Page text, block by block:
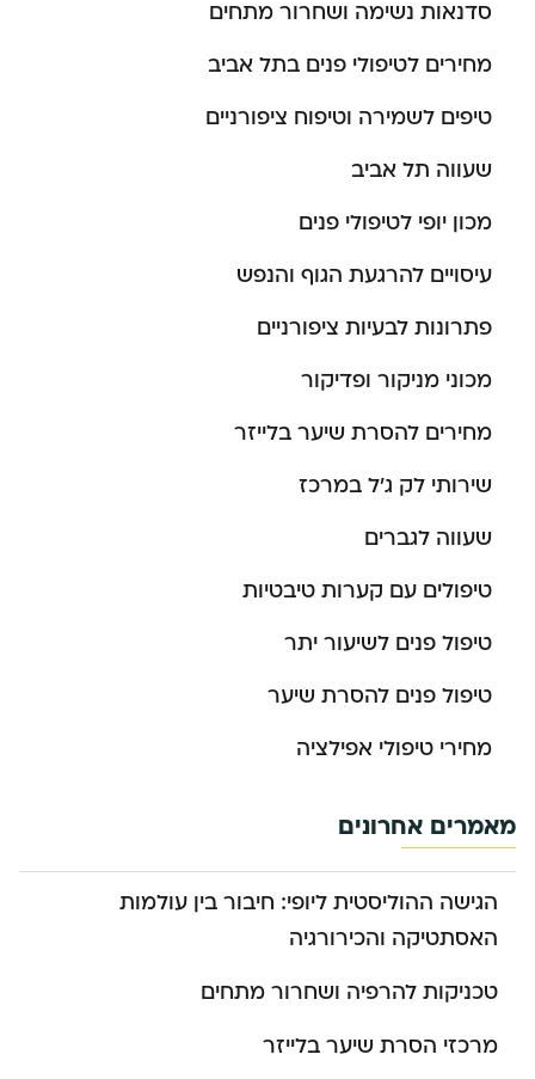
סדנאות נשימה ושחרור מתחים
מחירים לטיפולי פנים בתל אביב
טיפים לשמירה וטיפוח ציפורניים
שעווה תל אביב
מכון יופי לטיפולי פנים
עיסויים להרגעת הגוף והנפש
פתרונות לבעיות ציפורניים
מכוני מניקור ופדיקור
מחירים להסרת שיער בלייזר
שירותי לק ג’ל במרכז
שעווה לגברים
טיפולים עם קערות טיבטיות
טיפול פנים לשיעור יתר
טיפול פנים להסרת שיער
מחירי טיפולי אפילציה
מאמרים אחרונים
הגישה ההוליסטית ליופי: חיבור בין עולמות
האסתטיקה והכירורגיה
טכניקות להרפיה ושחרור מתחים
מרכזי הסרת שיער בלייזר